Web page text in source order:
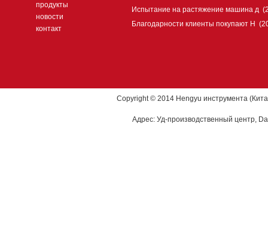
продукты
новости
контакт
Испытание на растяжение машина д
Благодарности клиенты покупают H
Copyright © 2014 Hengyu инструмента
Адрес: Уд-производственный центр,